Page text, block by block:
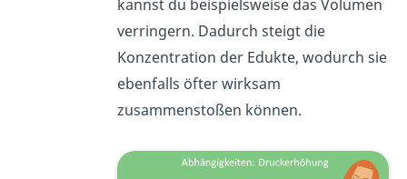
kannst du beispielsweise das Volumen
verringern. Dadurch steigt die
Konzentration der Edukte, wodurch sie
ebenfalls öfter wirksam
zusammenstoßen können.